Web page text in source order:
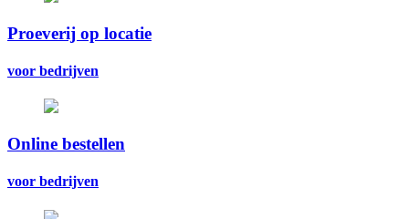
Proeverij op locatie
voor bedrijven
Online bestellen
voor bedrijven